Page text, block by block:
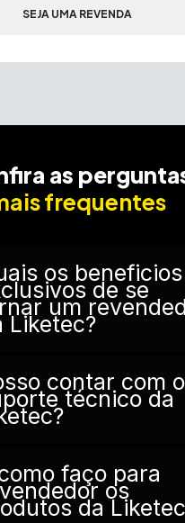
SEJA UMA REVENDA
as
frequentes
os beneficios
de se
um
Liketec?
contar com o
técnico da
faço para
os
da